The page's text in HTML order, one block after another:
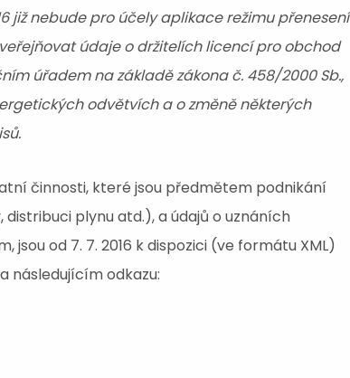
již nebude pro účely aplikace režimu přenesení
údaje o držitelích licencí pro obchod
úřadem na základě zákona č. 458/2000 Sb.,
odvětvích a o změně některých
činnosti, které jsou předmětem podnikání
plynu atd.), a údajů o uznáních
od 7. 7. 2016 k dispozici (ve formátu XML)
následujícím odkazu: